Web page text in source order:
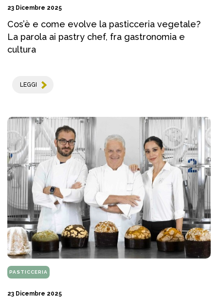
23 Dicembre 2025
Cos’è e come evolve la pasticceria vegetale?
La parola ai pastry chef, fra gastronomia e
cultura
LEGGI
PASTICCERIA
23 Dicembre 2025